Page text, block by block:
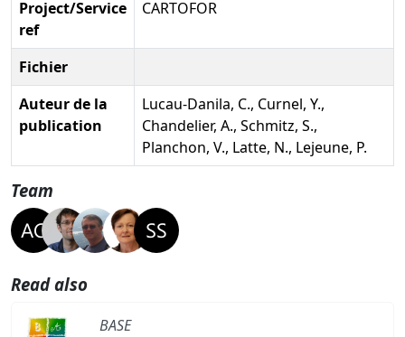
Project/Service
ref
CARTOFOR
Fichier
Auteur de la
publication
Lucau-Danila, C., Curnel, Y.,
Chandelier, A., Schmitz, S.,
Planchon, V., Latte, N., Lejeune, P.
Team
Read also
BASE